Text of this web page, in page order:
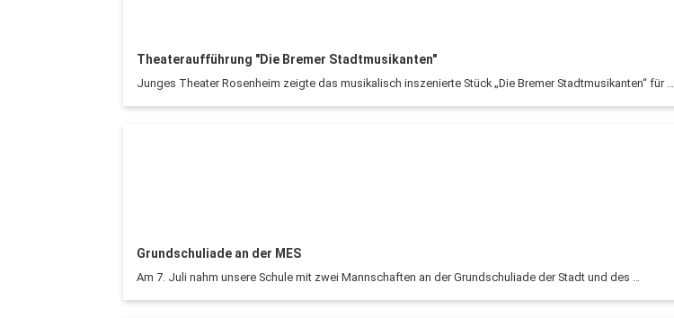
Theateraufführung "Die Bremer Stadtmusikanten"
Junges Theater Rosenheim zeigte das musikalisch inszenierte Stück „Die Bremer Stadtmusikanten“ für …
Grundschuliade an der MES
Am 7. Juli nahm unsere Schule mit zwei Mannschaften an der Grundschuliade der Stadt und des …